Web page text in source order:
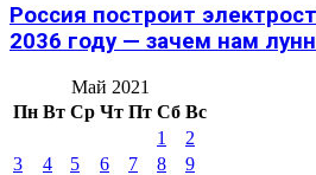
Россия построит
2036 году — зачем нам
Май 2021
Пн Вт Ср Чт Пт Сб Вс
1
2
3
4 5 6 7 8
9